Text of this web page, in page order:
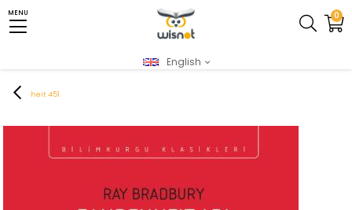
0
MENU
English
AkıI & Zeka Oyunları Zeka ve Strateji Oyunları
Fahrenheit 451